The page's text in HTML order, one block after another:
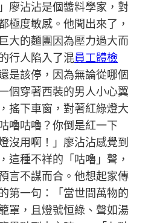
廖沾沾是個醬料學家，對
極度敏感。他聞出來了，
大的麵團因為壓力過大而
行人陷入了混員工體檢
是該停，因為無論從哪個
個穿著西裝的男人小心翼
搖下車窗，對著紅綠燈大
嚕咕嚕？你倒是紅一下
沒用啊！」廖沾沾感覺到
這種不祥的「咕嚕」聲，
言不謀而合。他想起家傳
第一句：「當世間萬物的
罩，且燈號恒綠、聲如湯